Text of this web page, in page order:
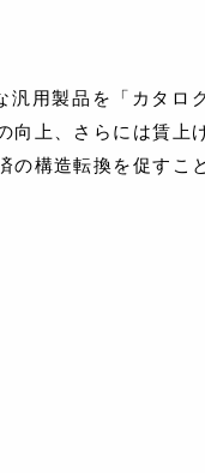
用製品を「カタログ
向上、さらには賃上
の構造転換を促すこ